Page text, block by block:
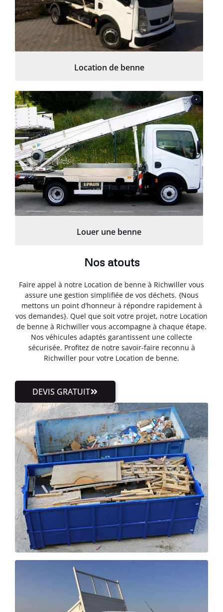
Location de benne
Louer une benne
Nos atouts
Faire appel à notre Location de benne à Richwiller vous
assure une gestion simplifiée de vos déchets. {Nous
mettons un point d’honneur à répondre rapidement à
vos demandes}. Quel que soit votre projet, notre Location
de benne à Richwiller vous accompagne à chaque étape.
Nos véhicules adaptés garantissent une collecte
sécurisée. Profitez de notre savoir-faire reconnu à
Richwiller pour votre Location de benne.
DEVIS GRATUIT